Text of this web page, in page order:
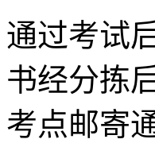
通过考试
书经分拣
考点邮寄